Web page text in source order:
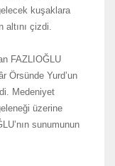
kuşaklara
altını çizdi.
FAZLIOĞLU
Örsünde Yurd’un
Medeniyet
üzerine
sunumunun